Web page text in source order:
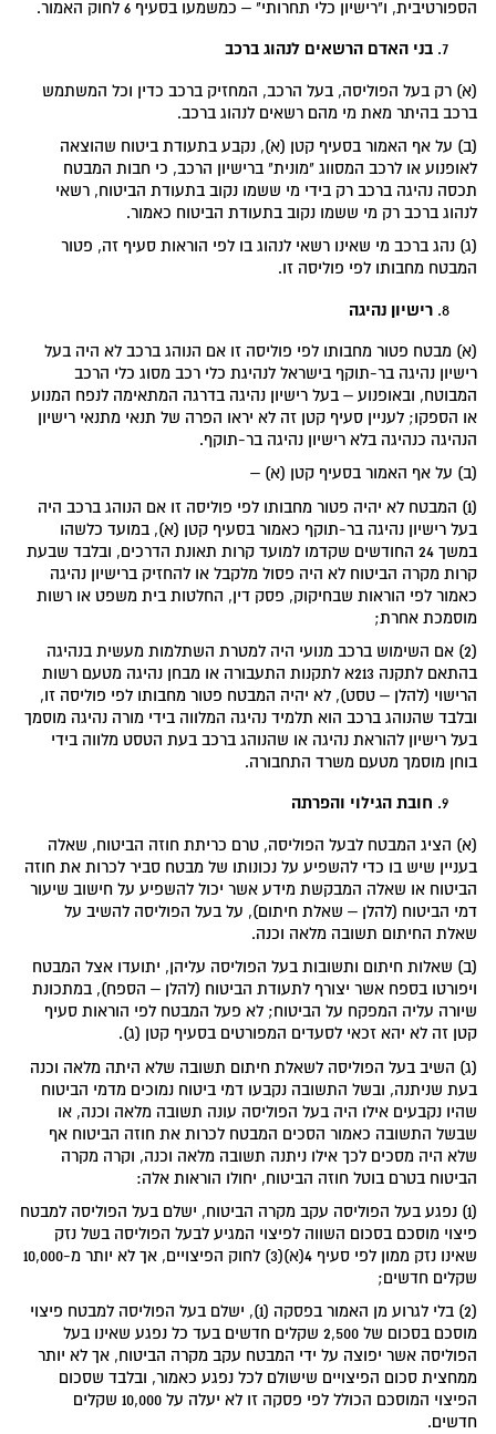
הספורטיבית, ו"רישיון כלי תחרותי" – כמשמעו בסעיף 6 לחוק האמור.
בני האדם הרשאים לנהוג ברכב
(א) רק בעל הפוליסה, בעל הרכב, המחזיק ברכב כדין וכל המשתמש
ברכב בהיתר מאת מי מהם רשאים לנהוג ברכב.
(ב) על אף האמור בסעיף קטן (א), נקבע בתעודת ביטוח שהוצאה
לאופנוע או לרכב המסווג "מונית" ברישיון הרכב, כי חבות המבטח
תכסה נהיגה ברכב רק בידי מי ששמו נקוב בתעודת הביטוח, רשאי
לנהוג ברכב רק מי ששמו נקוב בתעודת הביטוח כאמור.
(ג) נהג ברכב מי שאינו רשאי לנהוג בו לפי הוראות סעיף זה, פטור
המבטח מחבותו לפי פוליסה זו.
רישיון נהיגה
(א) מבטח פטור מחבותו לפי פוליסה זו אם הנוהג ברכב לא היה בעל
רישיון נהיגה בר-תוקף בישראל לנהיגת כלי רכב מסוג כלי הרכב
המבוטח, ובאופנוע – בעל רישיון נהיגה בדרגה המתאימה לנפח המנוע
או הספקו; לעניין סעיף קטן זה לא יראו הפרה של תנאי מתנאי רישיון
הנהיגה כנהיגה בלא רישיון נהיגה בר-תוקף.
(ב) על אף האמור בסעיף קטן (א) –
(1) המבטח לא יהיה פטור מחבותו לפי פוליסה זו אם הנוהג ברכב היה
בעל רישיון נהיגה בר-תוקף כאמור בסעיף קטן (א), במועד כלשהו
במשך 24 החודשים שקדמו למועד קרות תאונת הדרכים, ובלבד שבעת
קרות מקרה הביטוח לא היה פסול מלקבל או להחזיק ברישיון נהיגה
כאמור לפי הוראות שבחיקוק, פסק דין, החלטות בית משפט או רשות
מוסמכת אחרת;
(2) אם השימוש ברכב מנועי היה למטרת השתלמות מעשית בנהיגה
בהתאם לתקנה 213א לתקנות התעבורה או מבחן נהיגה מטעם רשות
הרישוי (להלן – טסט), לא יהיה המבטח פטור מחבותו לפי פוליסה זו,
ובלבד שהנוהג ברכב הוא תלמיד נהיגה המלווה בידי מורה נהיגה מוסמך
בעל רישיון להוראת נהיגה או שהנוהג ברכב בעת הטסט מלווה בידי
בוחן מוסמך מטעם משרד התחבורה.
חובת הגילוי והפרתה
(א) הציג המבטח לבעל הפוליסה, טרם כריתת חוזה הביטוח, שאלה
בעניין שיש בו כדי להשפיע על נכונותו של מבטח סביר לכרות את חוזה
הביטוח או שאלה המבקשת מידע אשר יכול להשפיע על חישוב שיעור
דמי הביטוח (להלן – שאלת חיתום), על בעל הפוליסה להשיב על
שאלת החיתום תשובה מלאה וכנה.
(ב) שאלות חיתום ותשובות בעל הפוליסה עליהן, יתועדו אצל המבטח
ויפורטו בספח אשר יצורף לתעודת הביטוח (להלן – הספח), במתכונת
שיורה עליה המפקח על הביטוח; לא פעל המבטח לפי הוראות סעיף
קטן זה לא יהא זכאי לסעדים המפורטים בסעיף קטן (ג).
(ג) השיב בעל הפוליסה לשאלת חיתום תשובה שלא היתה מלאה וכנה
בעת שניתנה, ובשל התשובה נקבעו דמי ביטוח נמוכים מדמי הביטוח
שהיו נקבעים אילו היה בעל הפוליסה עונה תשובה מלאה וכנה, או
שבשל התשובה כאמור הסכים המבטח לכרות את חוזה הביטוח אף
שלא היה מסכים לכך אילו ניתנה תשובה מלאה וכנה, וקרה מקרה
הביטוח בטרם בוטל חוזה הביטוח, יחולו הוראות אלה:
(1) נפגע בעל הפוליסה עקב מקרה הביטוח, ישלם בעל הפוליסה למבטח
פיצוי מוסכם בסכום השווה לפיצוי המגיע לבעל הפוליסה בשל נזק
שאינו נזק ממון לפי סעיף 4(א)(3) לחוק הפיצויים, אך לא יותר מ-10,000
שקלים חדשים;
(2) בלי לגרוע מן האמור בפסקה (1), ישלם בעל הפוליסה למבטח פיצוי
מוסכם בסכום של 2,500 שקלים חדשים בעד כל נפגע שאינו בעל
הפוליסה אשר יפוצה על ידי המבטח עקב מקרה הביטוח, אך לא יותר
ממחצית סכום הפיצויים שישולם לכל נפגע כאמור, ובלבד שסכום
הפיצוי המוסכם הכולל לפי פסקה זו לא יעלה על 10,000 שקלים
חדשים.